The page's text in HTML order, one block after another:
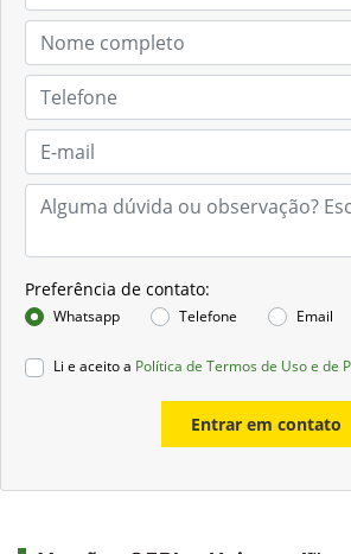
Preferência de contato:
Whatsapp Telefone Email
Li e aceito a Política de Termos de Uso e de
Entrar em contato